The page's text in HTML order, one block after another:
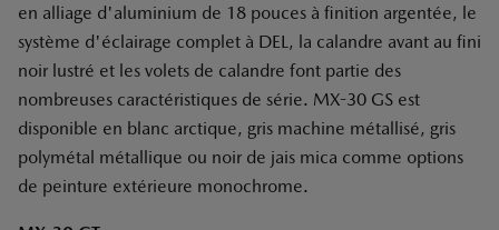
en alliage d'aluminium de 18 pouces à finition argentée, le
système d'éclairage complet à DEL, la calandre avant au fini
noir lustré et les volets de calandre font partie des
nombreuses caractéristiques de série. MX-30 GS est
disponible en blanc arctique, gris machine métallisé, gris
polymétal métallique ou noir de jais mica comme options
de peinture extérieure monochrome.